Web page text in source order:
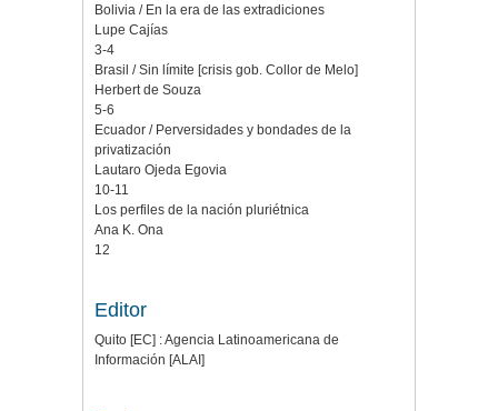
Bolivia / En la era de las extradiciones
Lupe Cajías
3-4
Brasil / Sin límite [crisis gob. Collor de Melo]
Herbert de Souza
5-6
Ecuador / Perversidades y bondades de la
privatización
Lautaro Ojeda Egovia
10-11
Los perfiles de la nación pluriétnica
Ana K. Ona
12
Editor
Quito [EC] : Agencia Latinoamericana de
Información [ALAI]